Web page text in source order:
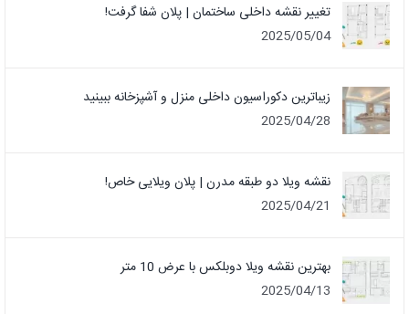
تغییر نقشه داخلی ساختمان | پلان شفا گرفت!
2025/05/04
زیباترین دکوراسیون داخلی منزل و آشپزخانه ببینید
2025/04/28
نقشه ویلا دو طبقه مدرن | پلان ویلایی خاص!
2025/04/21
بهترین نقشه ویلا دوبلکس با عرض 10 متر
2025/04/13